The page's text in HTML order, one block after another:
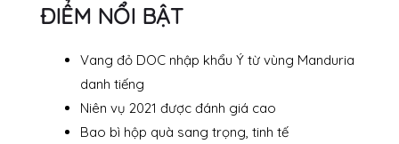
ĐIỂM NỔI BẬT
Vang đỏ DOC nhập khẩu Ý từ vùng Manduria
danh tiếng
Niên vụ 2021 được đánh giá cao
Bao bì hộp quà sang trọng, tinh tế